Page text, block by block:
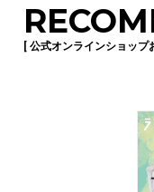
[ 公式オンラインショップ